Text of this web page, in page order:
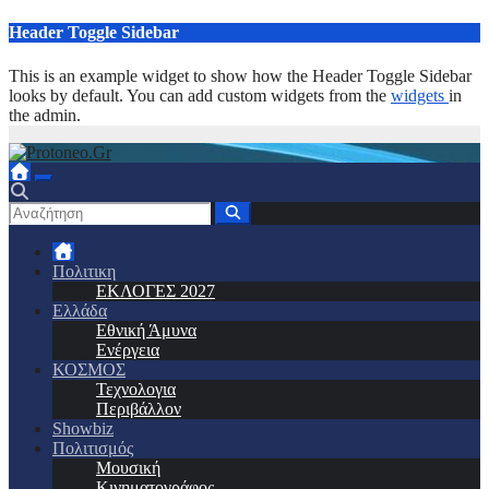
Μετάβαση
περιεχόμενο
Header Toggle Sidebar
This is an example widget to show how the Header Toggle Sidebar
looks by default. You can add custom widgets from the widgets in
the admin.
Πολιτικη
ΕΚΛΟΓΕΣ 2027
Ελλάδα
Εθνική Άμυνα
Ενέργεια
ΚΟΣΜΟΣ
Τεχνολογια
Περιβάλλον
Showbiz
Πολιτισμός
Μουσική